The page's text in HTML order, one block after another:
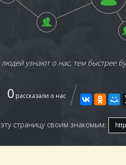
узнают о нас, тем быстрее
0 рассказали о нас
страницу своим знакомым: